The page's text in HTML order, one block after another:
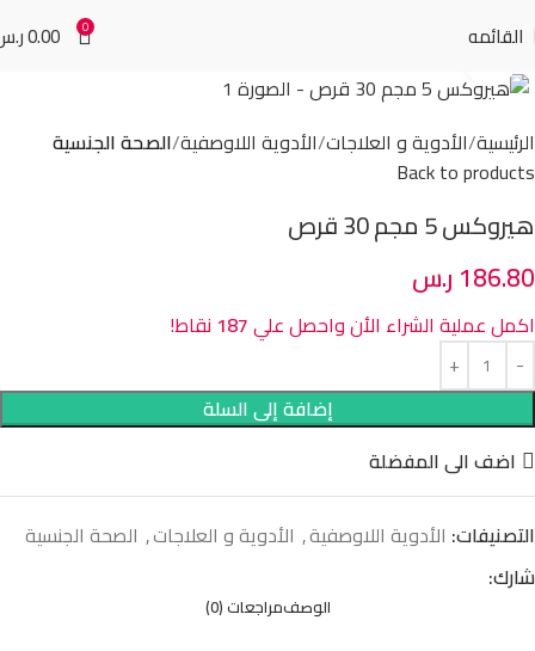
القائمه 0
0.00
الرئيسية الأدوية و العلاجات الأدوية اللاوصفية الصحة الجنسية
Back to products
هيروكس 5 مجم 30 قرص
186.80 ر.س
اكمل عملية الشراء الأن واحصل علي187 نقاط!
إضافة إلى السلة
اضف الى المفضلة
التصنيفات: الأدوية اللاوصفية, الأدوية و العلاجات, الصحة الجنسية
شارك:
الوصفمراجعات (0)